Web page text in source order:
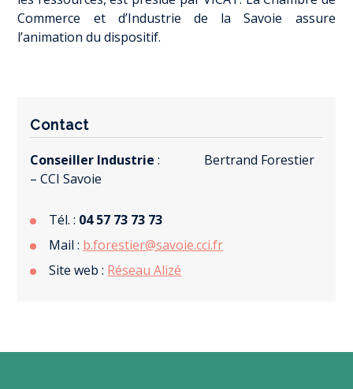
Commerce et d’Industrie de la Savoie assure
l’animation du dispositif.
Contact
Conseiller Industrie : Bertrand Forestier
– CCI Savoie
Tél. : 04 57 73 73 73
Mail : b.forestier@savoie.cci.fr
Site web : Réseau Alizé